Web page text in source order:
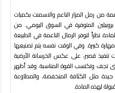
من رمل المزار الناعم والاسمنت بكميات
المتوفرة في السوق اليومي. من
نظراً لتوفر الرمال الناعمة في الطبيعة
كبيرة. وفي الوقت نفسه يتم تصنيعها
قصير، على عكس الخرسانة الأرضية
تجف وتكتسب القوة المناسبة. وقد أظهر
مثل الكثافة المنخفضة، والمطاوعة
لهذه المادة.